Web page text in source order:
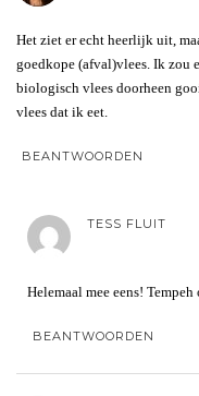
Het ziet er echt heerlijk uit,
goedkope (afval)vlees. Ik zou
biologisch vlees doorheen
vlees dat ik eet.
BEANTWOORDEN
TESS FLUIT
Helemaal mee eens!
BEANTWOORDEN